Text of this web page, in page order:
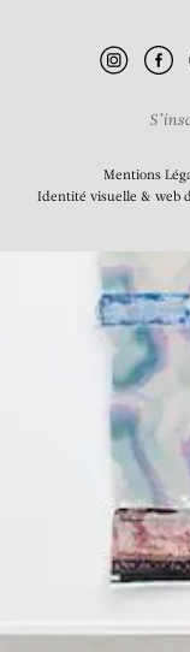
Mentions
Identité visuelle & web